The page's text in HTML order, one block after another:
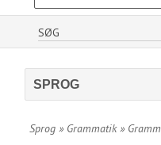
SPROG
Sprog » Grammatik»